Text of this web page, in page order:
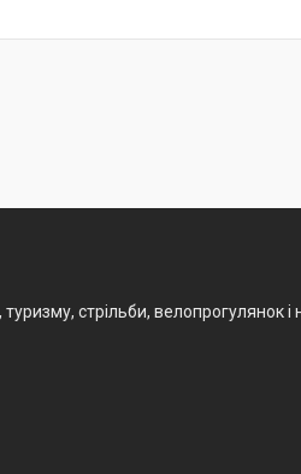
стрільби, велопрогулянок і